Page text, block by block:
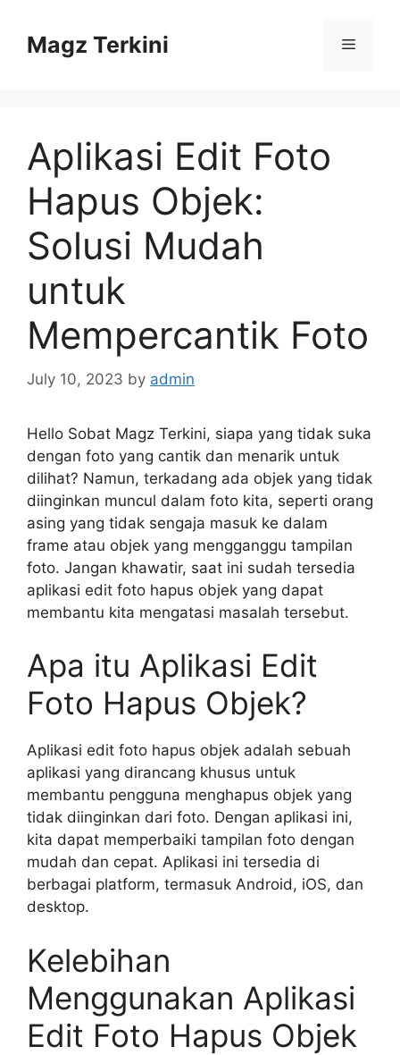
contentMagz Terkini Menu
Aplikasi Edit Foto
Hapus Objek:
Solusi Mudah
untuk
Mempercantik Foto
July 10, 2023 by admin
Hello Sobat Magz Terkini, siapa yang tidak suka
dengan foto yang cantik dan menarik untuk
dilihat? Namun, terkadang ada objek yang tidak
diinginkan muncul dalam foto kita, seperti orang
asing yang tidak sengaja masuk ke dalam
frame atau objek yang mengganggu tampilan
foto. Jangan khawatir, saat ini sudah tersedia
aplikasi edit foto hapus objek yang dapat
membantu kita mengatasi masalah tersebut.
Apa itu Aplikasi Edit
Foto Hapus Objek?
Aplikasi edit foto hapus objek adalah sebuah
aplikasi yang dirancang khusus untuk
membantu pengguna menghapus objek yang
tidak diinginkan dari foto. Dengan aplikasi ini,
kita dapat memperbaiki tampilan foto dengan
mudah dan cepat. Aplikasi ini tersedia di
berbagai platform, termasuk Android, iOS, dan
desktop.
Kelebihan
Menggunakan Aplikasi
Edit Foto Hapus Objek